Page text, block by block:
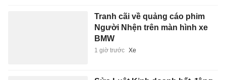
Tranh cãi về quảng cáo phim
Người Nhện trên màn hình xe
BMW
1 giờ trước Xe